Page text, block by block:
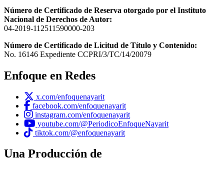
Número de Certificado de Reserva otorgado por el Instituto
Nacional de Derechos de Autor:
04-2019-112511590000-203
Número de Certificado de Licitud de Título y Contenido:
No. 16146 Expediente CCPRI/3/TC/14/20079
Enfoque en Redes
x.com/enfoquenayarit
facebook.com/enfoquenayarit
instagram.com/enfoquenayarit
youtube.com/@PeriodicoEnfoqueNayarit
tiktok.com/@enfoquenayarit
Una Producción de